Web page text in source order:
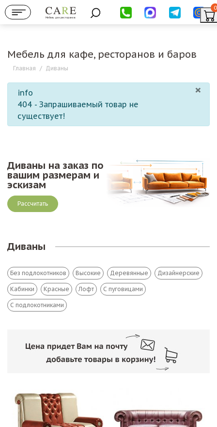
Мебель для ресторанов
0
Мебель для кафе, ресторанов и баров
Главная / Диваны
×
info
404 - Запрашиваемый товар не
существует!
Диваны на заказ по
вашим размерам и
эскизам
Рассчитать
Диваны
Без подлокотников Высокие Деревянные Дизайнерские
Кабинки Красные Лофт С пуговицами
С подлокотниками